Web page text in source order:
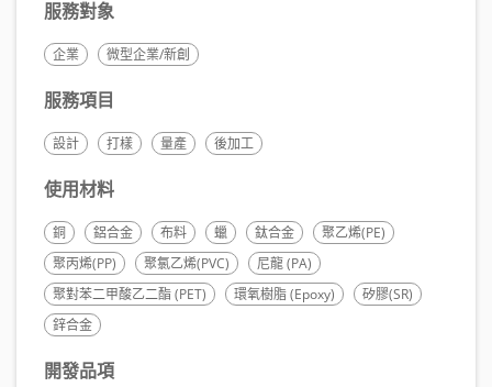
服務對象
企業 微型企業/新創
服務項目
設計 打樣 量產 後加工
使用材料
銅 鋁合金 布料 蠟 鈦合金
聚乙烯(PE)
聚丙烯(PP)
聚氯乙烯(PVC)
尼龍 (PA)
聚對苯二甲酸乙二酯 (PET)
環氧樹脂 (Epoxy)
矽膠(SR)
鋅合金
開發品項